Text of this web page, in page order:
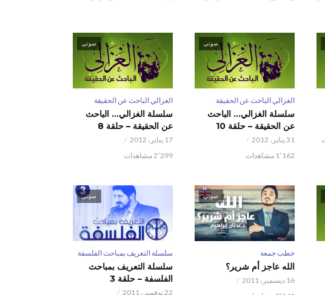
صوتي
الغزالي الباحث عن الحقيقة
سلسلة الغزالي… الباحث
عن الحقيقة – حلقة 10
31 يناير، 2012
1٬162 مشاهدات
صوتي
الغزالي الباحث عن الحقيقة
سلسلة الغزالي… الباحث
عن الحقيقة – حلقة 8
17 يناير، 2012
2٬299 مشاهدات
صوتي
خطب جمعة
الله عاجز أم شرير؟
16 ديسمبر، 2011
صوتي
سلسلة التعريف بمباحث الفلسفة
سلسلة التعريف بمباحث
الفلسفة – حلقة 3
22 نوفمبر، 2011